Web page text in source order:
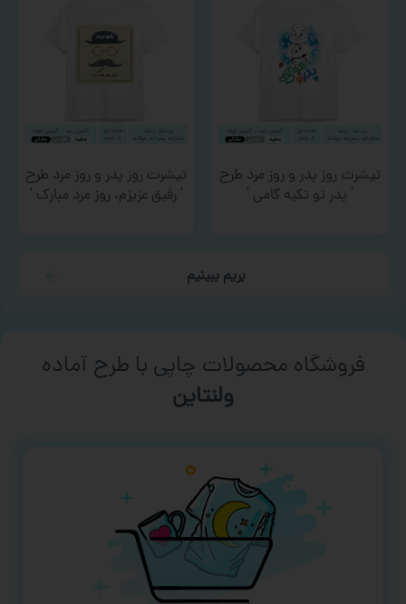
تیشرت روز پدر و روز مرد طرح
‘ پدر تو تکیه گامی ‘
تیشرت روز پدر و روز مرد طرح
‘ رفیق عزیزم، روز مرد مبارک ‘
بریم ببینیم
فروشگاه محصولات چاپی با طرح آماده
ورزشی